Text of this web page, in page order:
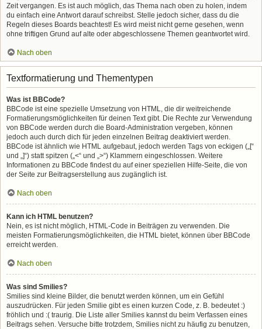
Zeit vergangen. Es ist auch möglich, das Thema nach oben zu holen, indem
du einfach eine Antwort darauf schreibst. Stelle jedoch sicher, dass du die
Regeln dieses Boards beachtest! Es wird meist nicht gerne gesehen, wenn
ohne triftigen Grund auf alte oder abgeschlossene Themen geantwortet wird.
Nach oben
Textformatierung und Thementypen
Was ist BBCode?
BBCode ist eine spezielle Umsetzung von HTML, die dir weitreichende
Formatierungsmöglichkeiten für deinen Text gibt. Die Rechte zur Verwendung
von BBCode werden durch die Board-Administration vergeben, können
jedoch auch durch dich für jeden einzelnen Beitrag deaktiviert werden.
BBCode ist ähnlich wie HTML aufgebaut, jedoch werden Tags von eckigen („[“
und „]“) statt spitzen („<“ und „>“) Klammern eingeschlossen. Weitere
Informationen zu BBCode findest du auf einer speziellen Hilfe-Seite, die von
der Seite zur Beitragserstellung aus zugänglich ist.
Nach oben
Kann ich HTML benutzen?
Nein, es ist nicht möglich, HTML-Code in Beiträgen zu verwenden. Die
meisten Formatierungsmöglichkeiten, die HTML bietet, können über BBCode
erreicht werden.
Nach oben
Was sind Smilies?
Smilies sind kleine Bilder, die benutzt werden können, um ein Gefühl
auszudrücken. Für jeden Smilie gibt es einen kurzen Code, z. B. bedeutet :)
fröhlich und :( traurig. Die Liste aller Smilies kannst du beim Verfassen eines
Beitrags sehen. Versuche bitte trotzdem, Smilies nicht zu häufig zu benutzen,